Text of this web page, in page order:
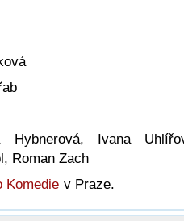
Hybnerová, Ivana
Roman Zach
Komedie v Praze.